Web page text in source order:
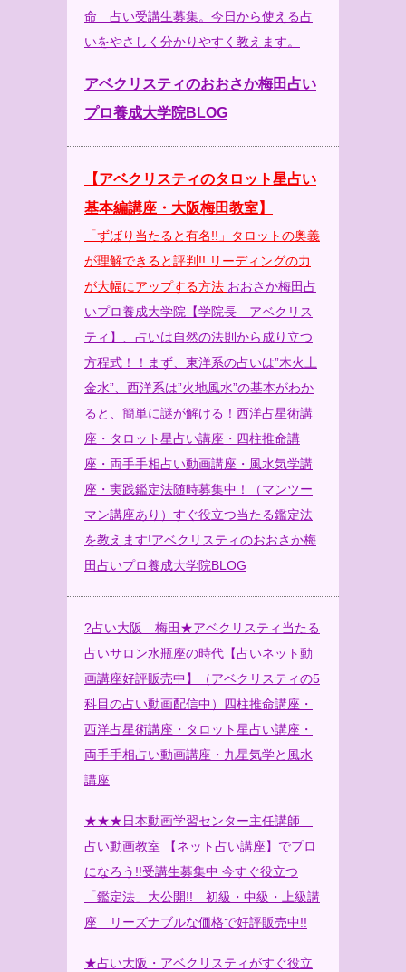
命 占い受講生募集。今日から使える占
いをやさしく分かりやすく教えます。
アベクリスティのおおさか梅田占い
プロ養成大学院BLOG
【アベクリスティのタロット星占い
基本編講座・大阪梅田教室】
「ずばり当たると有名!!」タロットの奥義
が理解できると評判!! リーディングの力
が大幅にアップする方法 おおさか梅田占
いプロ養成大学院 【学院長 アベクリス
ティ】、占いは自然の法則から成り立つ
方程式！！まず、東洋系の占いは”木火土
金水”、西洋系は”火地風水”の基本がわか
ると、簡単に謎が解ける！西洋占星術講
座・タロット星占い講座・四柱推命講
座・両手手相占い動画講座・風水気学講
座・実践鑑定法随時募集中！（マンツー
マン講座あり）すぐ役立つ当たる鑑定法
を教えます!アベクリスティのおおさか梅
田占いプロ養成大学院BLOG
?占い大阪 梅田★アベクリスティ当たる
占いサロン水瓶座の時代【占いネット動
画講座好評販売中】（アベクリスティの5
科目の占い動画配信中）四柱推命講座・
西洋占星術講座・タロット星占い講座・
両手手相占い動画講座・九星気学と風水
講座
★★★日本動画学習センター主任講師
占い動画教室 【ネット占い講座】でプロ
になろう!!受講生募集中 今すぐ役立つ
「鑑定法」大公開!! 初級・中級・上級講
座 リーズナブルな価格で好評販売中!!
★占い大阪・アベクリスティがすぐ役立